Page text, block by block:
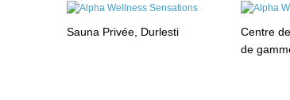
Sauna Privée, Durlesti
Centre
de